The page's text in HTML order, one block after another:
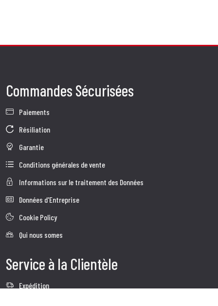
Commandes Sécurisées
Paiements
Résiliation
Garantie
Conditions générales de vente
Informations sur le traitement des Données
Données d'Entreprise
Cookie Policy
Qui nous somes
Service à la Clientèle
Expédition